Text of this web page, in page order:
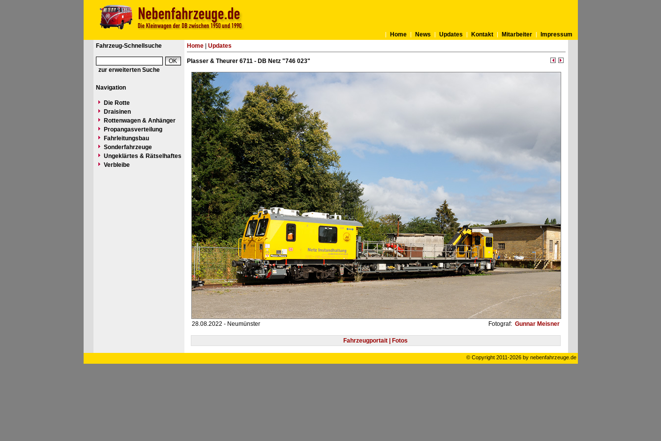
Home News Updates Kontakt Mitarbeiter
Impressum
Fahrzeug-Schnellsuche
zur erweiterten Suche
Navigation
Die Rotte
Draisinen
Rottenwagen & Anhänger
Propangasverteilung
Fahrleitungsbau
Sonderfahrzeuge
Ungeklärtes & Rätselhaftes
Verbleibe
Home| Updates
Plasser & Theurer 6711 - DB Netz "746 023"
28.08.2022 - Neumünster Fotograf: Gunnar Meisner
Fahrzeugportait | Fotos
© Copyright 2011-2026 by nebenfahrzeuge.de